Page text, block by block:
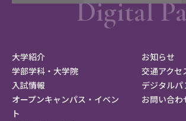
大学紹介
お知らせ
学部学科・大学院
交通アクセ
入試情報
デジタルパ
オープンキャンパス・イベン
ト
お問い合わ